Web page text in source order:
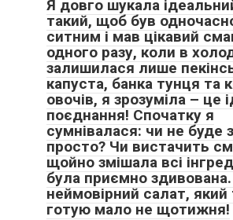
Я довго шукала
такий, щоб був
ситним і мав цікавий
одного разу, коли в
залишилася лише
капуста, банка тунця та
овочів, я зрозуміла – це
поєднання! Спочатку я
сумнівалася: чи не буде
просто? Чи вистачить
щойно змішала всі
була приємно
неймовірний салат, який
готую мало не щотижня!